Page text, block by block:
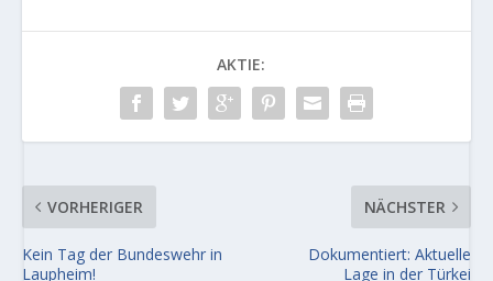
AKTIE:
VORHERIGER
Kein Tag der Bundeswehr in
Laupheim!
NÄCHSTER
Dokumentiert: Aktuelle
Lage in der Türkei